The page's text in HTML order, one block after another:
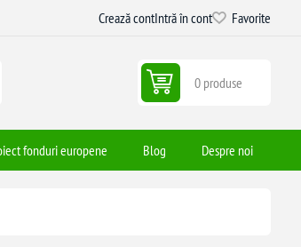
Crează contIntră în cont Favorite
0 produse
fonduri europene Blog Despre noi